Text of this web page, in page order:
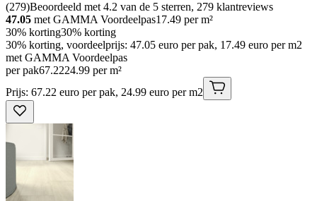
(279)Beoordeeld met 4.2 van de 5 sterren, 279 klantreviews
47.05 met GAMMA Voordeelpas17.49 per m²
30% korting30% korting
30% korting, voordeelprijs: 47.05 euro per pak, 17.49 euro per m2
met GAMMA Voordeelpas
per pak67.2224.99 per m²
Prijs: 67.22 euro per pak, 24.99 euro per m2